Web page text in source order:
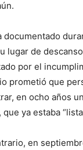
documentado
lugar de
por el
prometió que
en ocho años
que ya estaba
en